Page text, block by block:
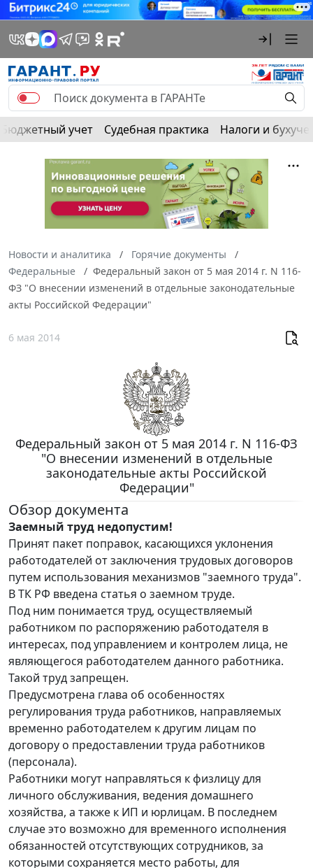
Бюджетный учет Судебная практика Налоги и
Новости и аналитика
Горячие документы
Федеральные
Федеральный закон от 5 мая 2014 г. N 116-
ФЗ "О внесении изменений в отдельные законодательные
акты Российской Федерации"
6 мая 2014
Федеральный закон от 5 мая 2014 г. N 116-ФЗ
"О внесении изменений в отдельные
законодательные акты Российской
Федерации"
Обзор документа
Заемный труд недопустим!
Принят пакет поправок, касающихся уклонения
работодателей от заключения трудовых договоров
путем использования механизмов "заемного труда".
В ТК РФ введена статья о заемном труде.
Под ним понимается труд, осуществляемый
работником по распоряжению работодателя в
интересах, под управлением и контролем лица, не
являющегося работодателем данного работника.
Такой труд запрещен.
Предусмотрена глава об особенностях
регулирования труда работников, направляемых
временно работодателем к другим лицам по
договору о предоставлении труда работников
(персонала).
Работники могут направляться к физлицу для
личного обслуживания, ведения домашнего
хозяйства, а также к ИП и юрлицам. В последнем
случае это возможно для временного исполнения
обязанностей отсутствующих сотрудников, за
которыми сохраняется место работы, для